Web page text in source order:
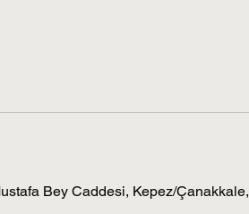
Bey Caddesi, Kepez/Çanakkale,